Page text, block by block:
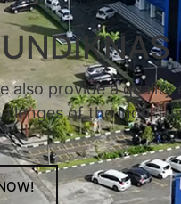
provide a
of the